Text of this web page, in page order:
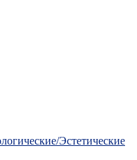
Эстетические